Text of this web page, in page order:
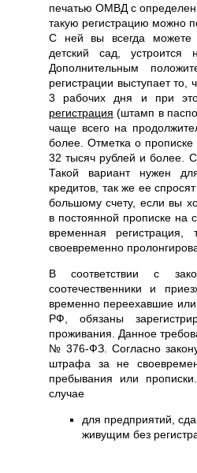
печатью ОМВД с
такую регистрацию можно
С ней вы всегда можете
детский сад,
Дополнительным
регистрации выступает
3 рабочих дня и при
регистрация (штамп в
чаще всего на
более. Отметка о прописке
32 тысяч рублей и более.
Такой вариант нужен
кредитов, так же ее
большому счету, если вы
в постоянной прописке на
временная регистрация,
своевременно
В соответствии с
соотечественники и
временно переехавшие
РФ, обязаны
проживания. Данное
№ 376-ФЗ. Согласно закону
штрафа за не
пребывания или
случае
для предприятий,
живущим без